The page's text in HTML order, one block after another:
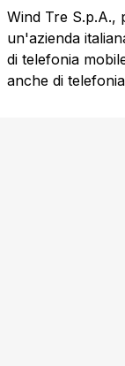
Wind Tre S.p.A.,
un'azienda
di telefonia
anche di